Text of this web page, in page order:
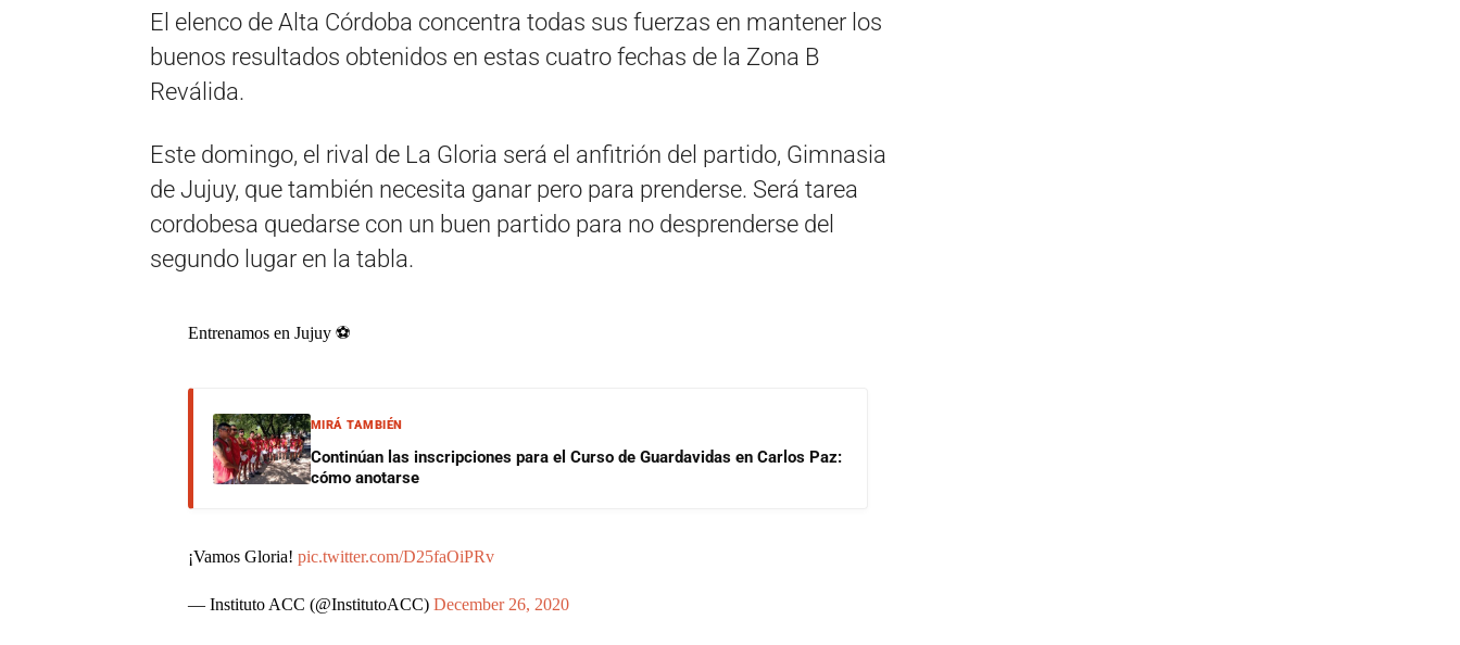
El elenco de Alta Córdoba concentra todas sus fuerzas en mantener los
buenos resultados obtenidos en estas cuatro fechas de la Zona B
Reválida.
Este domingo, el rival de La Gloria será el anfitrión del partido, Gimnasia
de Jujuy, que también necesita ganar pero para prenderse. Será tarea
cordobesa quedarse con un buen partido para no desprenderse del
segundo lugar en la tabla.
Entrenamos en Jujuy ⚽️
MIRÁ TAMBIÉN
Continúan las inscripciones para el Curso de Guardavidas en Carlos Paz:
cómo anotarse
¡Vamos Gloria! pic.twitter.com/D25faOiPRv
— Instituto ACC (@InstitutoACC) December 26, 2020